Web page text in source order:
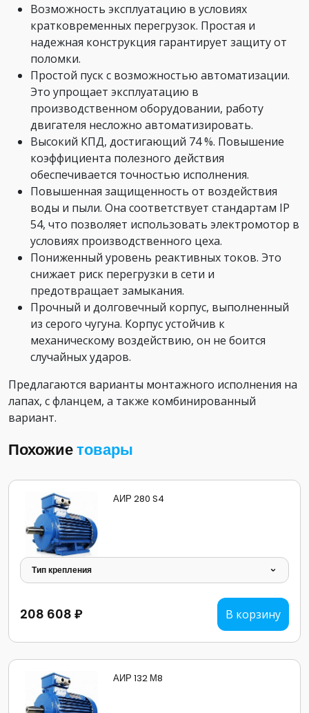
Возможность эксплуатацию в условиях
кратковременных перегрузок. Простая и
надежная конструкция гарантирует защиту от
поломки.
Простой пуск с возможностью автоматизации.
Это упрощает эксплуатацию в
производственном оборудовании, работу
двигателя несложно автоматизировать.
Высокий КПД, достигающий 74 %. Повышение
коэффициента полезного действия
обеспечивается точностью исполнения.
Повышенная защищенность от воздействия
воды и пыли. Она соответствует стандартам IP
54, что позволяет использовать электромотор в
условиях производственного цеха.
Пониженный уровень реактивных токов. Это
снижает риск перегрузки в сети и
предотвращает замыкания.
Прочный и долговечный корпус, выполненный
из серого чугуна. Корпус устойчив к
механическому воздействию, он не боится
случайных ударов.
Предлагаются варианты монтажного исполнения на
лапах, с фланцем, а также комбинированный
вариант.
Похожиетовары
АИР 280 S4
Тип крепления
208 608 ₽ В корзину
АИР 132 М8